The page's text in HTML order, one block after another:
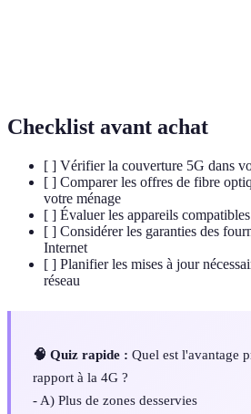
Checklist avant achat
[ ] Vérifier la couverture 5G dans
[ ] Comparer les offres de fibre
votre ménage
[ ] Évaluer les appareils
[ ] Considérer les garanties des
Internet
[ ] Planifier les mises à jour
réseau
🧠 Quiz rapide : Quel est l'avantage
rapport à la 4G ?
- A) Plus de zones desservies